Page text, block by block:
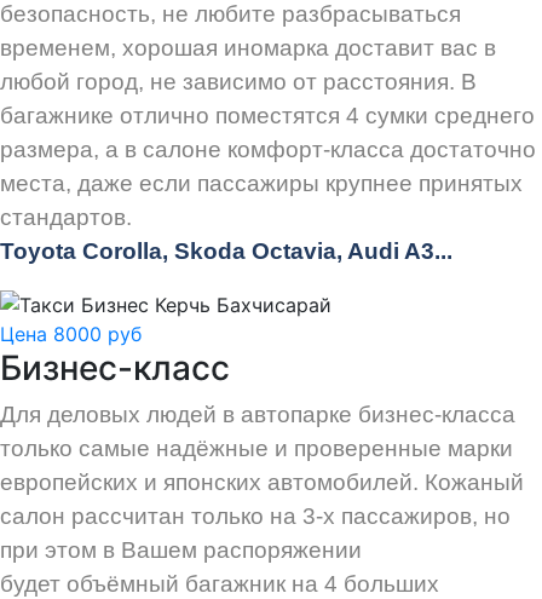
безопасность, не любите разбрасываться
временем, хорошая иномарка доставит вас в
любой город, не зависимо от расстояния. В
багажнике отлично поместятся 4 сумки среднего
размера, а в салоне комфорт-класса достаточно
места, даже если пассажиры крупнее принятых
стандартов.
Toyota Corolla, Skoda Octavia, Audi A3...
Цена 8000 руб
Бизнес-класс
Для деловых людей в автопарке бизнес-класса
только самые надёжные и проверенные марки
европейских и японских автомобилей. Кожаный
салон рассчитан только на 3-х пассажиров, но
при этом в Вашем распоряжении
будет объёмный багажник на 4 больших